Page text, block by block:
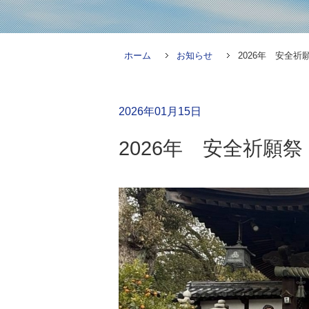
ホーム お知らせ 2026年 安全祈
2026年01月15日
2026年 安全祈願祭